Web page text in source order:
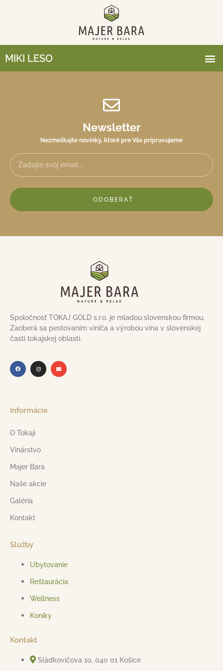
MIKI LESO
Newsletter
Nezmeškajte novinky, ktoré pre Vás pripravujeme
ODOBERAŤ
Spoločnosť TOKAJ GOLD s.r.o. je mladou slovenskou firmou.
Zaoberá sa pestovaním viniča a výrobou vína v slovenskej
časti tokajskej oblasti.
Informácie
O Tokaji
Vinárstvo
Majer Bara
Naše akcie
Galéria
Kontakt
Služby
Ubytovanie
Reštaurácia
Wellness
Koníky
Kontakt
Sládkovičova 10, 040 01 Košice